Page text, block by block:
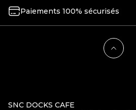
Paiements 100% sécurisés
SNC DOCKS CAFE